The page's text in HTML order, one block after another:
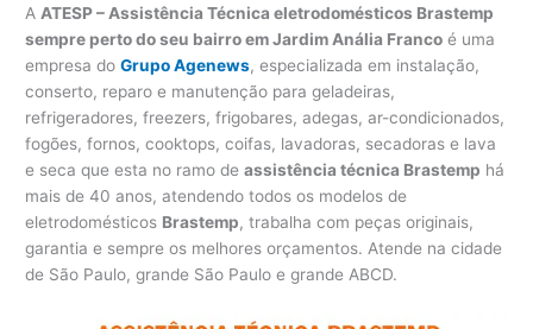
A ATESP – Assistência Técnica eletrodomésticos Brastemp
sempre perto do seu bairro em Jardim Anália Franco é uma
empresa doGrupo Agenews, especializada em instalação,
conserto, reparo e manutenção para geladeiras,
refrigeradores, freezers, frigobares, adegas, ar-condicionados,
fogões, fornos, cooktops, coifas, lavadoras, secadoras e lava
e seca que esta no ramo deassistência técnica Brastemp há
mais de 40 anos, atendendo todos os modelos de
eletrodomésticos Brastemp, trabalha com peças originais,
garantia e sempre os melhores orçamentos. Atende na cidade
de São Paulo, grande São Paulo e grande ABCD.